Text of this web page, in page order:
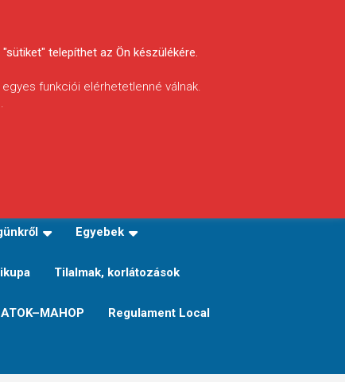
Egyebek
Tilalmak, korlátozások
Regulament Local
telepíthet az Ön készülékére.
funkciói elérhetetlenné válnak.